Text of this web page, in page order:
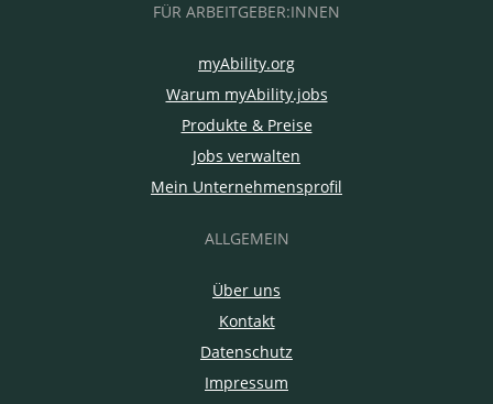
FÜR ARBEITGEBER:INNEN
myAbility.org
Warum myAbility.jobs
Produkte & Preise
Jobs verwalten
Mein Unternehmensprofil
ALLGEMEIN
Über uns
Kontakt
Datenschutz
Impressum